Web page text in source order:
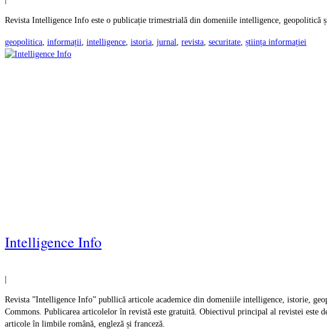
Revista Intelligence Info este o publicație trimestrială din domeniile intelligence, geopolitică
geopolitica informații intelligence istoria jurnal revista securitate știința informației
Intelligence Info
|
Revista ”Intelligence Info” publlică articole academice din domeniile intelligence, istorie,
Commons. Publicarea articolelor în revistă este gratuită. Obiectivul principal al revistei este
articole în limbile română, engleză și franceză.